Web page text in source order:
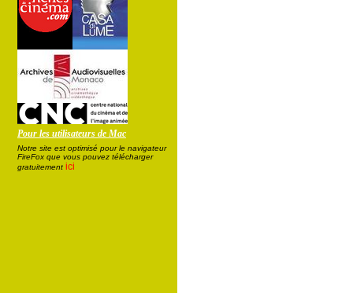
Pour les utilisateurs de Mac
Notre site est optimisé pour le navigateur
FireFox que vous pouvez télécharger
gratuitement ici